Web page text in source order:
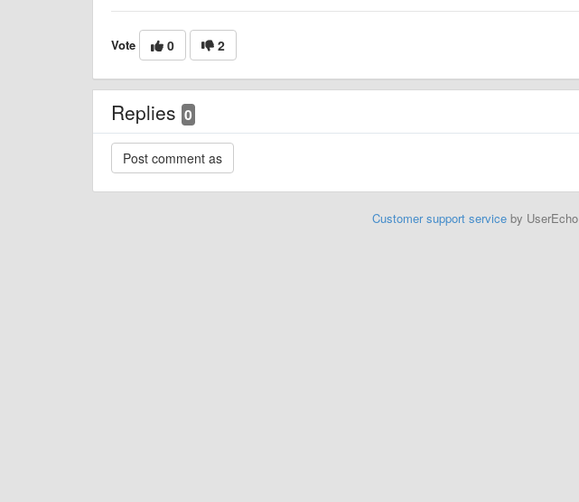
Vote 0 2
Replies 0
Customer support serviceby UserEcho